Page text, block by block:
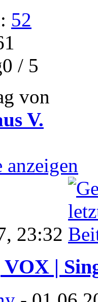
52
/ 5
von
V.
anzeigen
23:32
VOX |